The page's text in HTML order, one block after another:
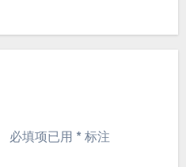
必填项已用 * 标注